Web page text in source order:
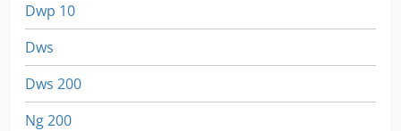
Dwp 10
Dws
Dws 200
Ng 200